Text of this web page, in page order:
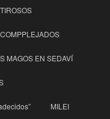
MAGOS EN SEDAVÍ
MILEI